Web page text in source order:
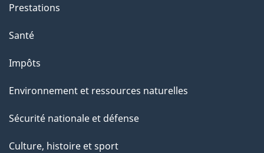
Prestations
Santé
Impôts
Environnement et ressources naturelles
Sécurité nationale et défense
Culture, histoire et sport